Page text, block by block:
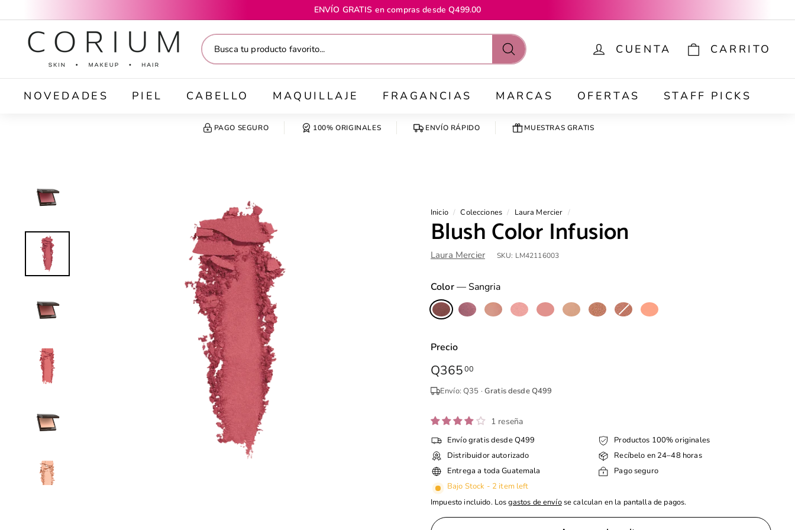
directamente
contenido
ENVÍO GRATIS en compras desde Q499.00
C
O
R
U
M
Buscar
CUENTA CARRITO
NOVEDADES PIEL CABELLO MAQUILLAJE FRAGANCIAS MARCAS OFERTAS STAFF PICKS
PAGO SEGURO 100% ORIGINALES ENVÍO RÁPIDO MUESTRAS GRATIS
Inicio / Colecciones / Laura Mercier /
Blush Color Infusion
Laura Mercier SKU: LM42116003
Color—Sangria
Precio
Precio
Q36500
Envío: Q35 · Gratis desde Q499
1 reseña
Envío gratis desde Q499
Productos 100% originales
Distribuidor autorizado
Recíbelo en 24–48 horas
Entrega a toda Guatemala
Pago seguro
Bajo Stock - 2 item left
Impuesto incluido. Losgastos de envíose calculan en la pantalla de pagos.